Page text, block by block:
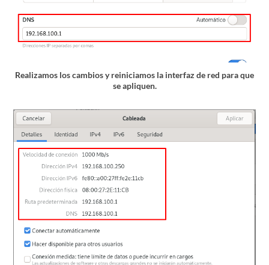
Realizamos los cambios y reiniciamos la interfaz de red para que
se apliquen.